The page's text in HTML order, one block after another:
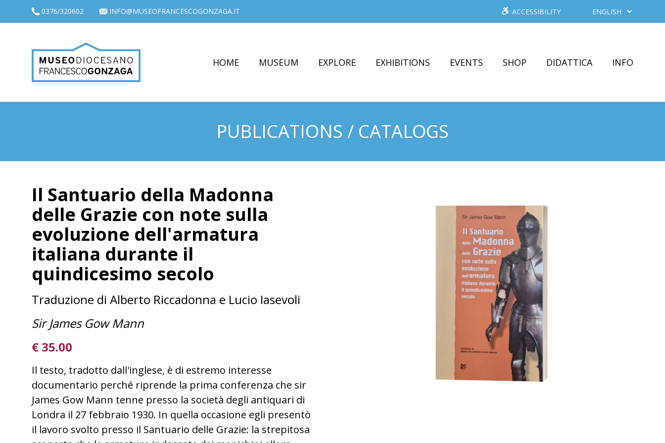
0376/320602 INFO@MUSEOFRANCESCOGONZAGA.IT ACCESSIBILITY
HOME MUSEUM EXPLORE EXHIBITIONS EVENTS SHOP DIDATTICA INFO
PUBLICATIONS / CATALOGS
Il Santuario della Madonna
delle Grazie con note sulla
evoluzione dell'armatura
italiana durante il
quindicesimo secolo
Traduzione di Alberto Riccadonna e Lucio Iasevoli
Sir James Gow Mann
€ 35.00
Il testo, tradotto dall'inglese, è di estremo interesse
documentario perché riprende la prima conferenza che sir
James Gow Mann tenne presso la società degli antiquari di
Londra il 27 febbraio 1930. In quella occasione egli presentò
il lavoro svolto presso il Santuario delle Grazie: la strepitosa